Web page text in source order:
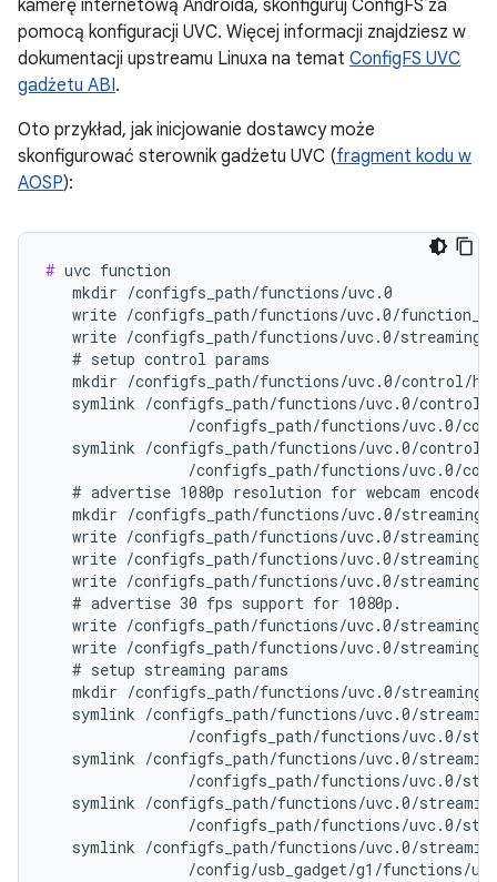
kamerę internetową Androida, skonfiguruj ConfigFS za
pomocą konfiguracji UVC. Więcej informacji znajdziesz w
dokumentacji upstreamu Linuxa na temat ConfigFS UVC
gadżetu ABI.
Oto przykład, jak inicjowanie dostawcy może
skonfigurować sterownik gadżetu UVC (fragment kodu w
AOSP):
# uvc function
   mkdir /configfs_path/functions/uvc.0
write /configfs_path/functions/uvc.0/
write /configfs_path/functions/uvc.0/
   # setup control params
mkdir /configfs_path/functions/uvc.0/control/
symlink /configfs_path/functions/uvc.0/control/
/configfs_path/functions/uvc.0/
symlink /configfs_path/functions/uvc.0/control/
/configfs_path/functions/uvc.0/
# advertise 1080p resolution for webcam
mkdir /configfs_path/functions/uvc.0/
write /configfs_path/functions/uvc.0/
write /configfs_path/functions/uvc.0/
write /configfs_path/functions/uvc.0/
   # advertise 30 fps support for 1080p.
write /configfs_path/functions/uvc.0/
write /configfs_path/functions/uvc.0/
   # setup streaming params
mkdir /configfs_path/functions/uvc.0/streaming/
symlink /configfs_path/functions/uvc.0/
/configfs_path/functions/uvc.0/
symlink /configfs_path/functions/uvc.0/
/configfs_path/functions/uvc.0/
symlink /configfs_path/functions/uvc.0/
/configfs_path/functions/uvc.0/
symlink /configfs_path/functions/uvc.0/
/config/usb_gadget/g1/functions/